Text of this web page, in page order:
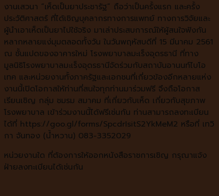
งานเสวนา “เห็ดเป็นยาประชารัฐ” ถือว่าเป็นครั้งแรก และครั้ง
ประวัติศาสตร์ ที่ได้เชิญบุคลากรทางการแพทย์ ทางการวิจัยและ
ผู้นำเอาเห็ดเป็นยาไปใช้จริง มาเล่าประสบการณ์ให้ผู้สนใจฟังกัน
หลากหลายแง่มุมตลอดทั้งวัน ในวันพฤหัสบดีที่ 15 มีนาคม 2561
ณ ชั้นแปดของอาคารใหม่ โรงพยาบาลมะเร็งอุดรธานี ที่ทาง
มูลนิธิโรงพยาบาลมะเร็งอุดรธานีจัดร่วมกับสถาบันอานนท์ไบโอ
เทค และหน่วยงานทั้งภาครัฐและเอกชนที่เกี่ยวข้องอีกหลายแห่ง
งานนี้เปิดโอกาสให้ท่านที่สนใจทุกท่านมาร่วมฟรี จึงถือโอกาส
เรียนเชิญ กลุ่ม ชมรม สมาคม ที่เกี่ยวกับเห็ด เกี่ยวกับสุขภาพ
โรงพยาบาล เข้าร่วมงานนี้ได้ฟรีเช่นกัน ท่านสามารถลงทะเบียน
ได้ที่ https://goo.gl/forms/SpcdrIsitS2YkMeM2 หรือที่ เทวิ
กา จันทอง (น้ำหวาน) 083-3352029
หน่วยงานใด ที่ต้องการให้ออกหนังสือราชการเชิญ กรุณาแจ้ง
ฝ่ายลงทะเบียนได้เช่นกัน